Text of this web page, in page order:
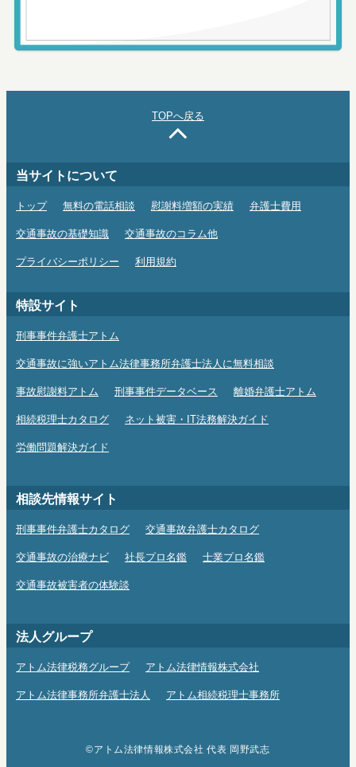
TOPへ戻る
当サイトについて
トップ 無料の電話相談 慰謝料増額の実績 弁護士費用
交通事故の基礎知識 交通事故のコラム他
プライバシーポリシー 利用規約
特設サイト
刑事事件弁護士アトム
交通事故に強いアトム法律事務所弁護士法人に無料相談
事故慰謝料アトム 刑事事件データベース 離婚弁護士アトム
相続税理士カタログ ネット被害・IT法務解決ガイド
労働問題解決ガイド
相談先情報サイト
刑事事件弁護士カタログ 交通事故弁護士カタログ
交通事故の治療ナビ 社長プロ名鑑 士業プロ名鑑
交通事故被害者の体験談
法人グループ
アトム法律税務グループ アトム法律情報株式会社
アトム法律事務所弁護士法人 アトム相続税理士事務所
©アトム法律情報株式会社 代表 岡野武志